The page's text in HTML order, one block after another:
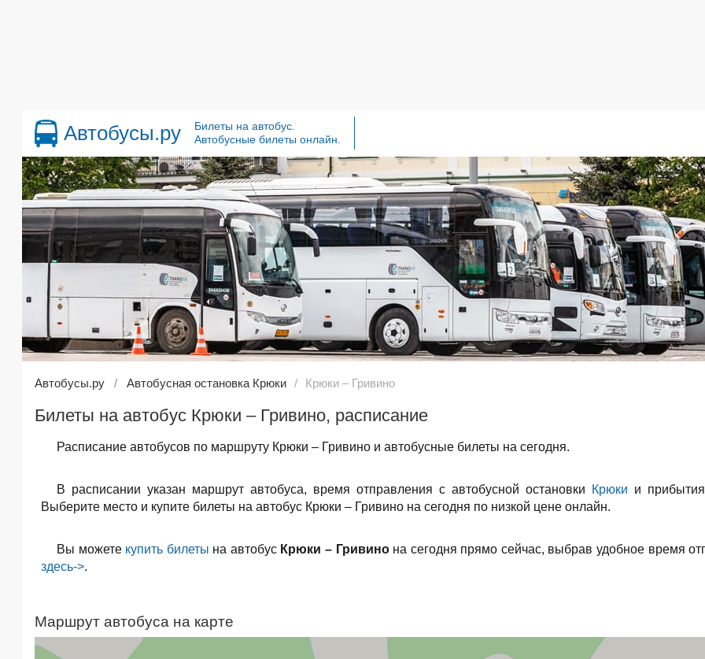
Автобусы.ру
Билеты на автобус.
Автобусные билеты онлайн.
Автобусы.ру Автобусная остановка Крюки Крюки – Гривино
Билеты на автобус Крюки – Гривино, расписание
Расписание автобусов по маршруту Крюки – Гривино и автобусные билеты на сегодня.
В расписании указан маршрут автобуса, время отправления с автобусной остановки Крюки и
Выберите место и купите билеты на автобус Крюки – Гривино на сегодня по низкой цене онлайн.
Вы можете купить билеты на автобус Крюки – Гривинона сегодня прямо сейчас, выбрав удобное время
здесь->.
Маршрут автобуса на карте